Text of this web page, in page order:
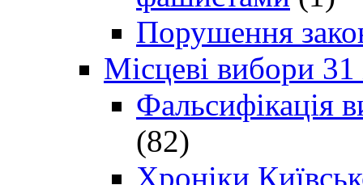
Порушення
Місцеві вибори
Фальсифікація
(82)
Хроніки